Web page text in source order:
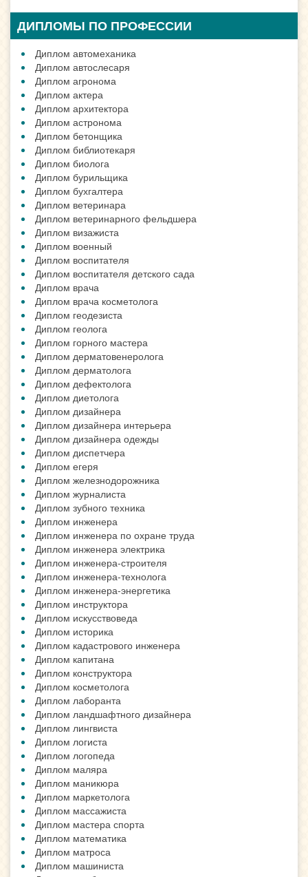
ДИПЛОМЫ ПО ПРОФЕССИИ
Диплом автомеханика
Диплом автослесаря
Диплом агронома
Диплом актера
Диплом архитектора
Диплом астронома
Диплом бетонщика
Диплом библиотекаря
Диплом биолога
Диплом бурильщика
Диплом бухгалтера
Диплом ветеринара
Диплом ветеринарного фельдшера
Диплом визажиста
Диплом военный
Диплом воспитателя
Диплом воспитателя детского сада
Диплом врача
Диплом врача косметолога
Диплом геодезиста
Диплом геолога
Диплом горного мастера
Диплом дерматовенеролога
Диплом дерматолога
Диплом дефектолога
Диплом диетолога
Диплом дизайнера
Диплом дизайнера интерьера
Диплом дизайнера одежды
Диплом диспетчера
Диплом егеря
Диплом железнодорожника
Диплом журналиста
Диплом зубного техника
Диплом инженера
Диплом инженера по охране труда
Диплом инженера электрика
Диплом инженера-строителя
Диплом инженера-технолога
Диплом инженера-энергетика
Диплом инструктора
Диплом искусствоведа
Диплом историка
Диплом кадастрового инженера
Диплом капитана
Диплом конструктора
Диплом косметолога
Диплом лаборанта
Диплом ландшафтного дизайнера
Диплом лингвиста
Диплом логиста
Диплом логопеда
Диплом маляра
Диплом маникюра
Диплом маркетолога
Диплом массажиста
Диплом мастера спорта
Диплом математика
Диплом матроса
Диплом машиниста